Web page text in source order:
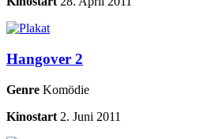
Hangover 2
Genre Komödie
Kinostart 2. Juni 2011